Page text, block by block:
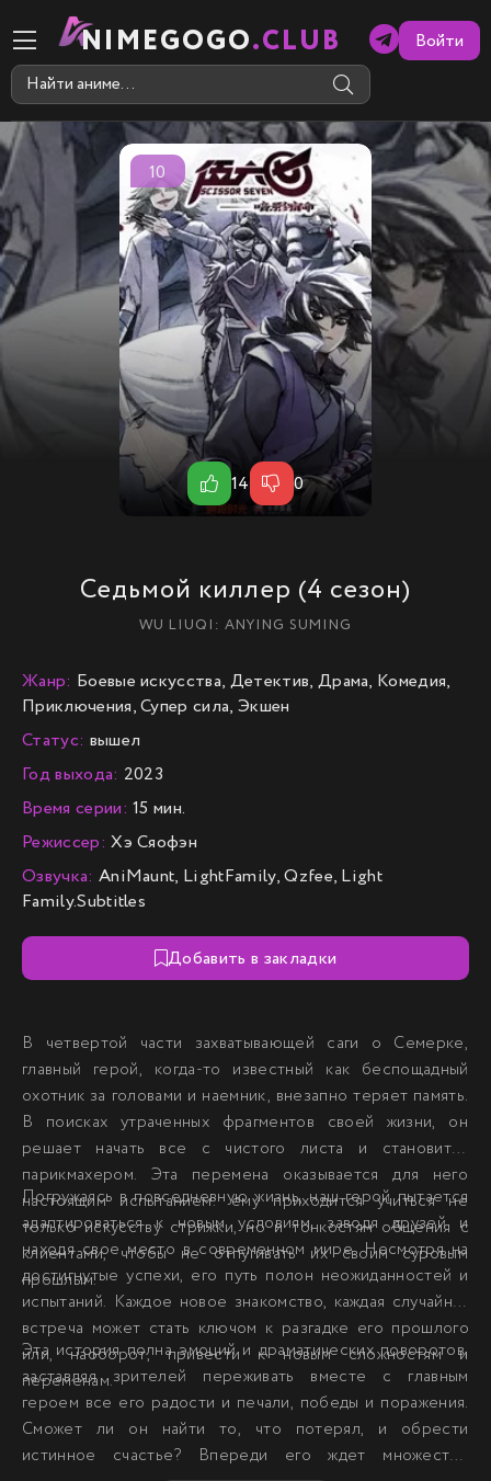
NIMEGOGO.CLUB Войти
Седьмой киллер (4 сезон)
WU LIUQI: ANYING SUMING
10
14 0
Жанр: Боевые искусства, Детектив, Драма, Комедия,
Приключения, Супер сила, Экшен
Статус: вышел
Год выхода: 2023
Время серии: 15 мин.
Режиссер: Хэ Сяофэн
Озвучка: AniMaunt, LightFamily, Qzfee, Light
Family.Subtitles
Добавить в закладки
В четвертой части захватывающей саги о Семерке,
главный герой, когда-то известный как беспощадный
охотник за головами и наемник, внезапно теряет память.
В поисках утраченных фрагментов своей жизни, он
решает начать все с чистого листа и становится
парикмахером. Эта перемена оказывается для него
настоящим испытанием: ему приходится учиться не
только искусству стрижки, но и тонкостям общения с
клиентами, чтобы не отпугивать их своим суровым
прошлым.
Погружаясь в повседневную жизнь, наш герой пытается
адаптироваться к новым условиям, заводя друзей и
находя свое место в современном мире. Несмотря на
достигнутые успехи, его путь полон неожиданностей и
испытаний. Каждое новое знакомство, каждая случайная
встреча может стать ключом к разгадке его прошлого
или, наоборот, привести к новым сложностям и
переменам.
Эта история полна эмоций и драматических поворотов,
заставляя зрителей переживать вместе с главным
героем все его радости и печали, победы и поражения.
Сможет ли он найти то, что потерял, и обрести
истинное счастье? Впереди его ждет множество